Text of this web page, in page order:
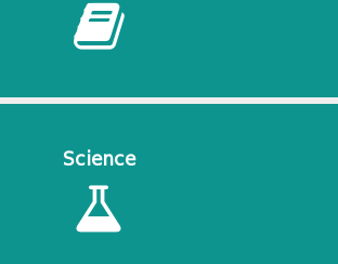
Science